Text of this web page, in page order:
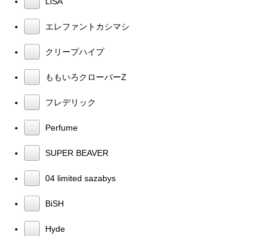
エレファントカシマシ
クリープハイプ
ももいろクローバーZ
フレデリック
Perfume
SUPER BEAVER
04 limited sazabys
BiSH
Hyde